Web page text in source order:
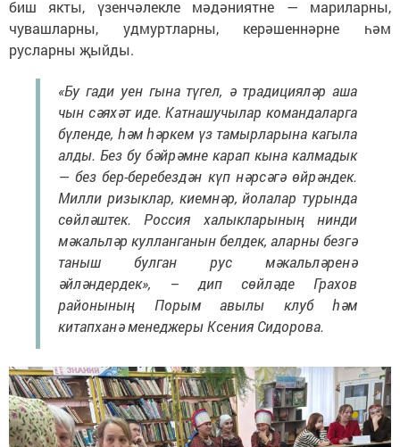
биш якты, үзенчәлекле мәдәниятне — мариларны,
чувашларны, удмуртларны, керәшеннәрне һәм
русларны җыйды.
«Бу гади уен гына түгел, ә традицияләр аша
чын сәяхәт иде. Катнашучылар командаларга
бүленде, һәм һәркем үз тамырларына кагыла
алды. Без бу бәйрәмне карап кына калмадык
— без бер-беребездән күп нәрсәгә өйрәндек.
Милли ризыклар, киемнәр, йолалар турында
сөйләштек. Россия халыкларының нинди
мәкальләр кулланганын белдек, аларны безгә
таныш булган рус мәкальләренә
әйләндердек», – дип сөйләде Грахов
районының Порым авылы клуб һәм
китапханә менеджеры Ксения Сидорова.